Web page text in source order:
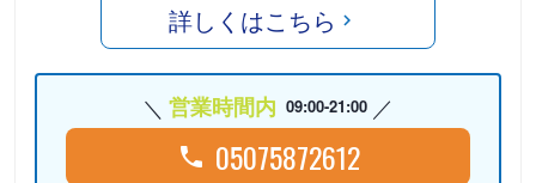
詳しくはこちら
営業時間内 09:00-21:00
05075872612